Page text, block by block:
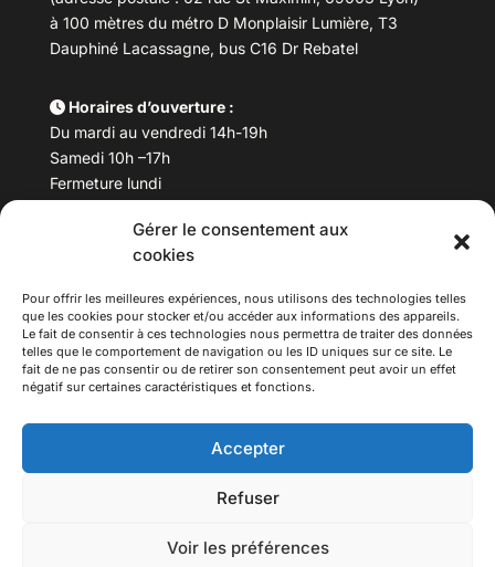
Gérer le consentement aux
cookies
Pour offrir les meilleures expériences, nous utilisons des technologies telles
que les cookies pour stocker et/ou accéder aux informations des appareils.
Le fait de consentir à ces technologies nous permettra de traiter des données
telles que le comportement de navigation ou les ID uniques sur ce site. Le
fait de ne pas consentir ou de retirer son consentement peut avoir un effet
négatif sur certaines caractéristiques et fonctions.
Accepter
Refuser
Voir les préférences
à 100 mètres du métro D Monplaisir Lumière, T3
Dauphiné Lacassagne, bus C16 Dr Rebatel
Horaires d’ouverture :
Du mardi au vendredi 14h-19h
Samedi 10h –17h
Fermeture lundi
Téléphone : 04 78 53 06 40
maisondesculturesasiatiques@asiexpo.com
Tous droits réservés.